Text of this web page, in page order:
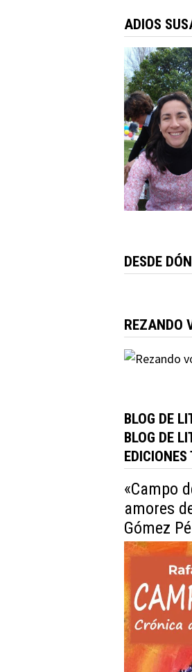
ADIOS
DESDE
REZANDO
BLOG DE
BLOG DE
EDICIONES
«Campo
amores
Gómez